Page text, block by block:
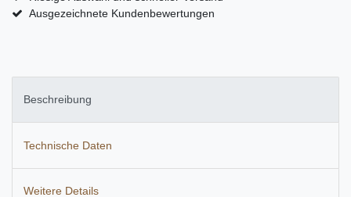
Ausgezeichnete Kundenbewertungen
Beschreibung
Technische Daten
Weitere Details